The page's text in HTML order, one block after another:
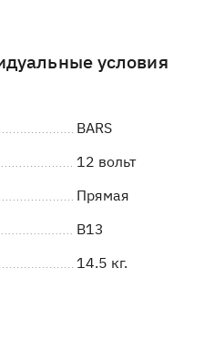
условия
BARS
12 вольт
Прямая
B13
14.5 кг.